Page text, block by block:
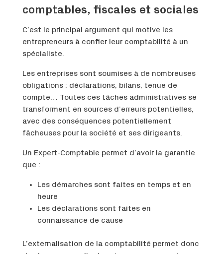
comptables, fiscales et sociales
C’est le principal argument qui motive les
entrepreneurs à confier leur comptabilité à un
spécialiste.
Les entreprises sont soumises à de nombreuses
obligations : déclarations, bilans, tenue de
compte… Toutes ces tâches administratives se
transforment en sources d’erreurs potentielles,
avec des conséquences potentiellement
fâcheuses pour la société et ses dirigeants.
Un Expert-Comptable permet d’avoir la garantie
que :
Les démarches sont faites en temps et en
heure
Les déclarations sont faites en
connaissance de cause
L’externalisation de la comptabilité permet donc